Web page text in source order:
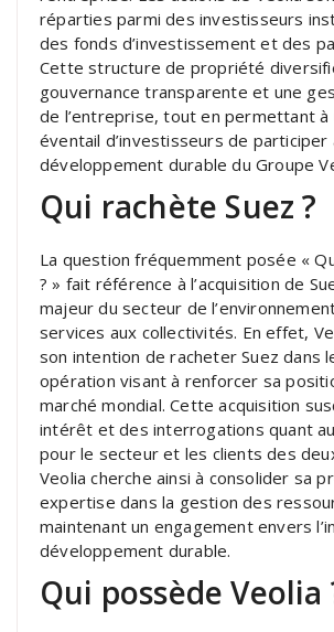
réparties parmi des investisseurs
des fonds d’investissement et des
Cette structure de propriété
gouvernance transparente et une
de l’entreprise, tout en permettant à
éventail d’investisseurs de participer
développement durable du Groupe
Qui rachète Suez ?
La question fréquemment posée «
? » fait référence à l’acquisition de
majeur du secteur de
services aux collectivités. En effet,
son intention de racheter Suez dans
opération visant à renforcer sa
marché mondial. Cette acquisition
intérêt et des interrogations quant
pour le secteur et les clients des
Veolia cherche ainsi à consolider sa
expertise dans la gestion des
maintenant un engagement envers
développement durable.
Qui possède Veolia